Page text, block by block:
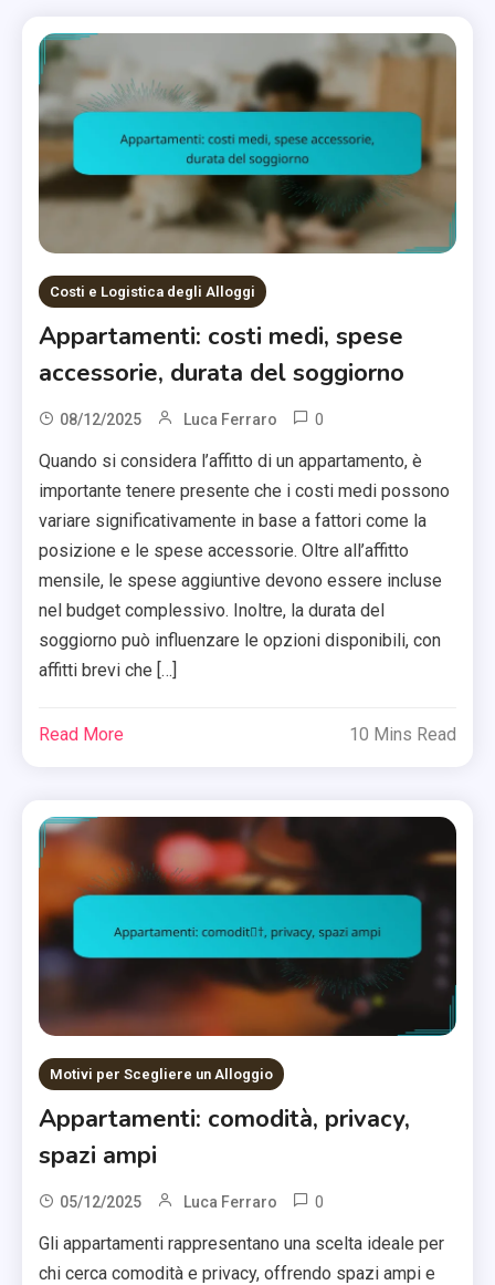
Costi e Logistica degli Alloggi
Appartamenti: costi medi, spese
accessorie, durata del soggiorno
08/12/2025 Luca Ferraro 0
Quando si considera l’affitto di un appartamento, è
importante tenere presente che i costi medi possono
variare significativamente in base a fattori come la
posizione e le spese accessorie. Oltre all’affitto
mensile, le spese aggiuntive devono essere incluse
nel budget complessivo. Inoltre, la durata del
soggiorno può influenzare le opzioni disponibili, con
affitti brevi che […]
Read More 10 Mins Read
Motivi per Scegliere un Alloggio
Appartamenti: comodità, privacy,
spazi ampi
05/12/2025 Luca Ferraro 0
Gli appartamenti rappresentano una scelta ideale per
chi cerca comodità e privacy, offrendo spazi ampi e